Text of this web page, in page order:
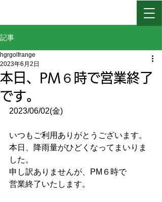
記事
本日、PM６時で営業終了
です。
hgrgolfrange
2023年6月2日
2023/06/02(金)
いつもご利用ありがとうございます。
本日、降雨量がひどくなってまいりま
した。
申し訳ありませんが、PM６時で
営業終了いたします。